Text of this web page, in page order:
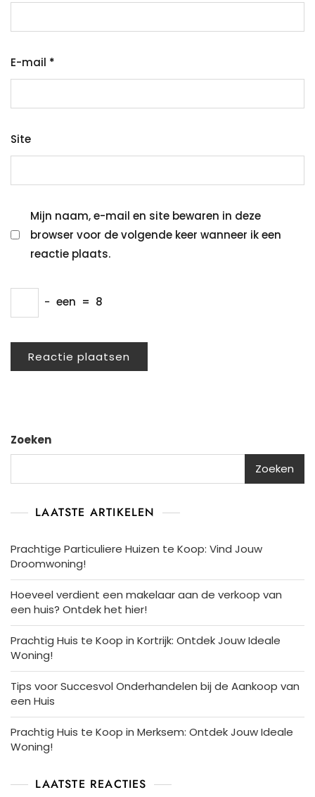
E-mail *
Site
Mijn naam, e-mail en site bewaren in deze
browser voor de volgende keer wanneer ik een
reactie plaats.
− een = 8
Zoeken
Zoeken
LAATSTE ARTIKELEN
Prachtige Particuliere Huizen te Koop: Vind Jouw
Droomwoning!
Hoeveel verdient een makelaar aan de verkoop van
een huis? Ontdek het hier!
Prachtig Huis te Koop in Kortrijk: Ontdek Jouw Ideale
Woning!
Tips voor Succesvol Onderhandelen bij de Aankoop van
een Huis
Prachtig Huis te Koop in Merksem: Ontdek Jouw Ideale
Woning!
LAATSTE REACTIES